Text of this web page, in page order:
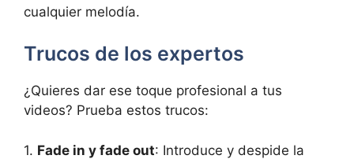
cualquier melodía.
Trucos de los expertos
¿Quieres dar ese toque profesional a tus
videos? Prueba estos trucos:
1. Fade in y fade out: Introduce y despide la